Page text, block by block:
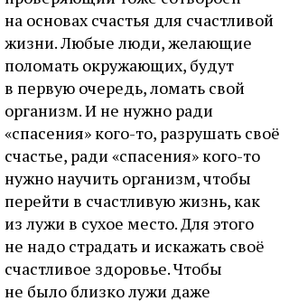
на основах счастья для счастливой
жизни. Любые люди, желающие
поломать окружающих, будут
в первую очередь, ломать свой
организм. И не нужно ради
«спасения» кого-то, разрушать своё
счастье, ради «спасения» кого-то
нужно научить организм, чтобы
перейти в счастливую жизнь, как
из лужи в сухое место. Для этого
не надо страдать и искажать своё
счастливое здоровье. Чтобы
не было близко лужи даже